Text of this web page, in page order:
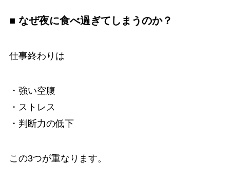
■ なぜ夜に食べ過ぎてしまうのか？
仕事終わりは
・強い空腹
・ストレス
・判断力の低下
この3つが重なります。